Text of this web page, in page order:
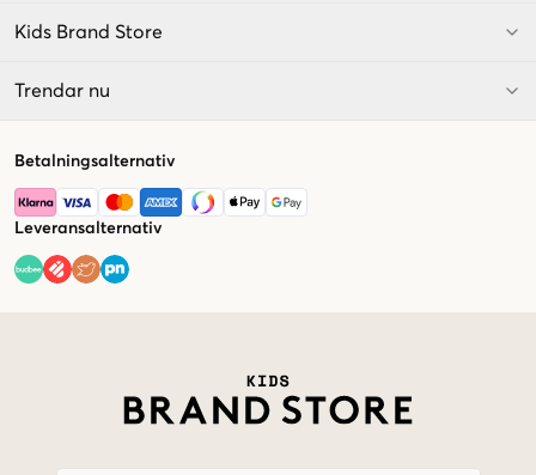
Kids Brand Store
Trendar nu
Betalningsalternativ
Leveransalternativ